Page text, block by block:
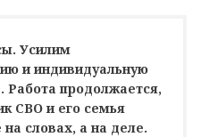
Усилим
и индивидуальную
Работа продолжается,
СВО и его семья
на словах, а на деле.